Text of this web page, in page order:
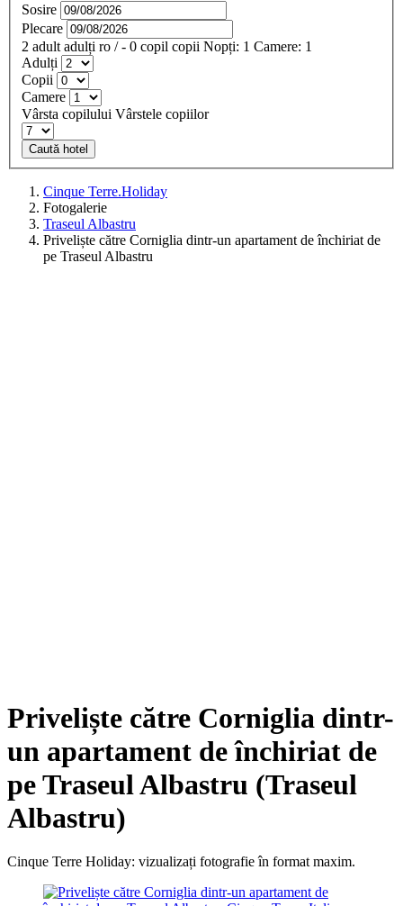
Sosire
Plecare
2 adult adulți ro / - 0 copil copii Nopți: 1 Camere: 1
Adulți
Copii
Camere
Vârsta copilului Vârstele copiilor
Caută hotel
Cinque Terre.Holiday
Fotogalerie
Traseul Albastru
Priveliște către Corniglia dintr-un apartament de închiriat de
pe Traseul Albastru
Priveliște către Corniglia dintr-
un apartament de închiriat de
pe Traseul Albastru (Traseul
Albastru)
Cinque Terre Holiday: vizualizați fotografie în format maxim.